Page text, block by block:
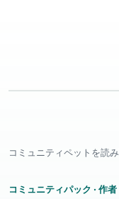
コミュニティペットを読
コミュニティパック · 作者